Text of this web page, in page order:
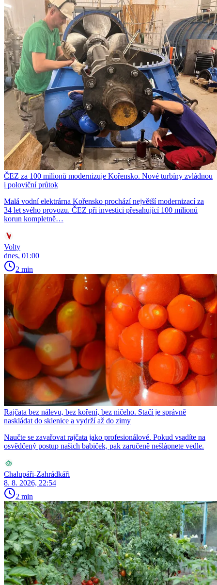
ČEZ za 100 milionů modernizuje Kořensko. Nové turbíny zvládnou
i poloviční průtok
Malá vodní elektrárna Kořensko prochází největší modernizací za
34 let svého provozu. ČEZ při investici přesahující 100 milionů
korun kompletně…
Volty
dnes, 01:00
2 min
Rajčata bez nálevu, bez koření, bez ničeho. Stačí je správně
naskládat do sklenice a vydrží až do zimy
Naučte se zavařovat rajčata jako profesionálové. Pokud vsadíte na
osvědčený postup našich babiček, pak zaručeně nešlápnete vedle.
Chalupáři-Zahrádkáři
8. 8. 2026, 22:54
2 min